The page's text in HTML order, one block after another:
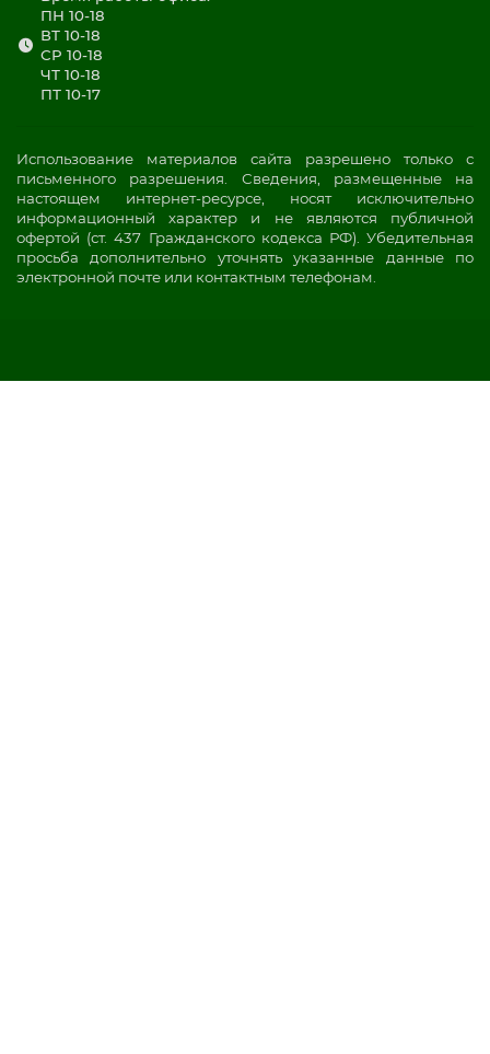
ПН 10-18
ВТ 10-18
СР 10-18
ЧТ 10-18
ПТ 10-17
Использование материалов сайта разрешено только с
письменного разрешения. Сведения, размещенные на
настоящем интернет-ресурсе, носят исключительно
информационный характер и не являются публичной
офертой (ст. 437 Гражданского кодекса РФ). Убедительная
просьба дополнительно уточнять указанные данные по
электронной почте или контактным телефонам.